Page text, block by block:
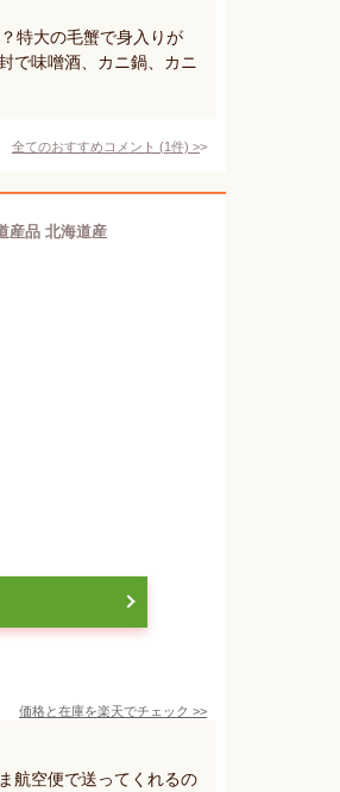
特大の毛蟹で身入りが
で味噌酒、カニ鍋、カニ
全てのおすすめコメント (1件) >
産品 北海道産
価格と在庫を楽天でチェック >>
航空便で送ってくれるの